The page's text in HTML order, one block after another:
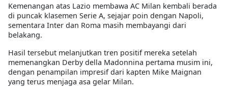
Kemenangan atas Lazio membawa AC Milan kembali berada
di puncak klasemen Serie A, sejajar poin dengan Napoli,
sementara Inter dan Roma masih membayangi dari
belakang.
Hasil tersebut melanjutkan tren positif mereka setelah
memenangkan Derby della Madonnina pertama musim ini,
dengan penampilan impresif dari kapten Mike Maignan
yang terus menjaga asa gelar Milan.